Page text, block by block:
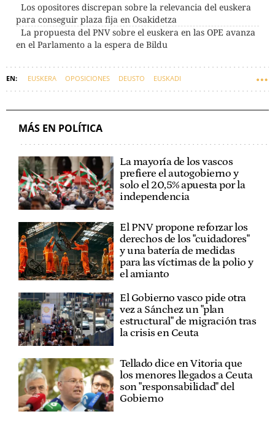
Los opositores discrepan sobre la relevancia del euskera
para conseguir plaza fija en Osakidetza
La propuesta del PNV sobre el euskera en las OPE avanza
en el Parlamento a la espera de Bildu
EUSKERA OPOSICIONES DEUSTO EUSKADI
MÁS EN POLÍTICA
La mayoría de los vascos
prefiere el autogobierno y
solo el 20,5% apuesta por la
independencia
El PNV propone reforzar los
derechos de los "cuidadores"
y una batería de medidas
para las víctimas de la polio y
el amianto
El Gobierno vasco pide otra
vez a Sánchez un "plan
estructural" de migración tras
la crisis en Ceuta
Tellado dice en Vitoria que
los menores llegados a Ceuta
son "responsabilidad" del
Gobierno